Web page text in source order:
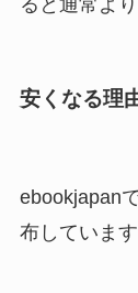
ると通常よ
安くなる理
ebookjapan
布しています